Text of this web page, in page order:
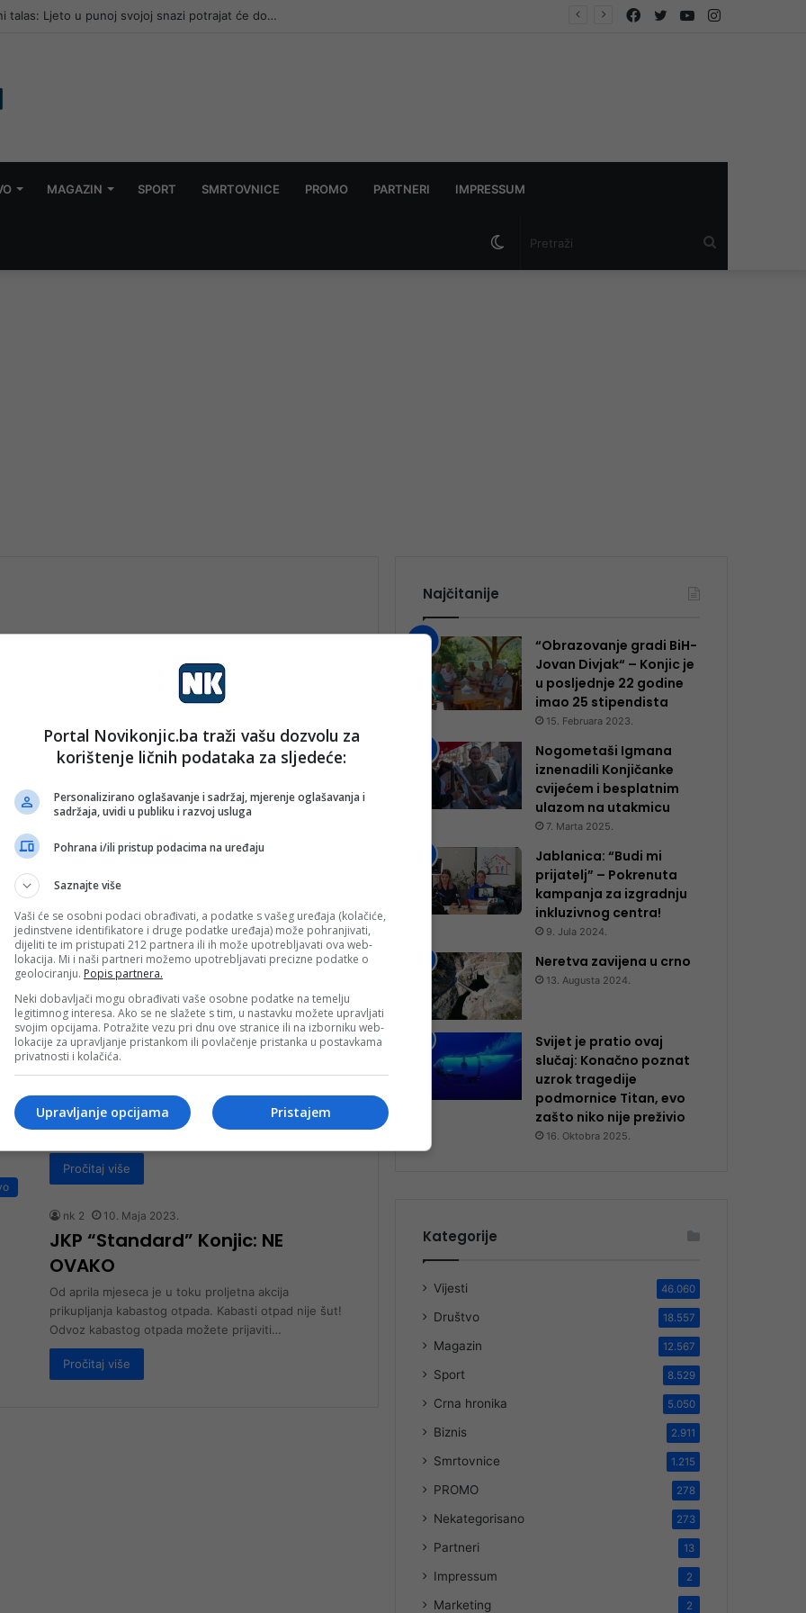
talas: Ljeto u punoj svojoj snazi potrajat će do… YouTube
Twitter
Facebook
MAGAZIN SPORT SMRTOVNICE PROMO PARTNERI IMPRESSUM
Switch
IOM uručio 30 kontejnera za
otpad Konjicu
Delegacija IOM-a BiH, na čelu sa Michaelom
Bosni i Hercegovini, posjetila je Grad Konjic,…
Pročitaj više
nk 1 22. Oktobra 2024.
Sva pomoć dobrodošla u
Buturović Polje: Popisuje se
šteta, adaptira naselje za 10
obitelji
”Svaka pomoć je i dalje dobro došla”, govori za
Bljesak.info Esad Omerović, član Civilne zaštite
Konjica i ističe kako im…
Pročitaj više
nk 2 10. Maja 2023.
JKP “Standard” Konjic: NE
OVAKO
Od aprila mjeseca je u toku proljetna akcija
prikupljanja kabastog otpada. Kabasti otpad nije šut!
Odvoz kabastog otpada možete prijaviti…
Pročitaj više
Najčitanije
“Obrazovanje gradi BiH-
Jovan Divjak“ – Konjic je
u posljednje 22 godine
imao 25 ​​stipendista
15. Februara 2023.
Nogometaši Igmana
iznenadili Konjičanke
cvijećem i besplatnim
ulazom na utakmicu
7. Marta 2025.
Jablanica: “Budi mi
prijatelj” – Pokrenuta
kampanja za izgradnju
inkluzivnog centra!
9. Jula 2024.
Neretva zavijena u crno
13. Augusta 2024.
Svijet je pratio ovaj
slučaj: Konačno poznat
uzrok tragedije
podmornice Titan, evo
zašto niko nije preživio
16. Oktobra 2025.
Kategorije
Vijesti 46.060
Društvo 18.557
Magazin 12.567
Sport 8.529
Crna hronika 5.050
Biznis 2.911
Smrtovnice 1.215
PROMO 278
Nekategorisano 273
Partneri 13
Impressum 2
Marketing 2
Portal Novikonjic.ba traži vašu dozvolu za
korištenje ličnih podataka za sljedeće:
Personalizirano oglašavanje i sadržaj, mjerenje oglašavanja i
sadržaja, uvidi u publiku i razvoj usluga
Pohrana i/ili pristup podacima na uređaju
Saznajte više
Vaši će se osobni podaci obrađivati, a podatke s vašeg uređaja (kolačiće,
jedinstvene identifikatore i druge podatke uređaja) može pohranjivati,
dijeliti te im pristupati 212 partnera ili ih može upotrebljavati ova web-
lokacija. Mi i naši partneri možemo upotrebljavati precizne podatke o
geolociranju. Popis partnera.
Neki dobavljači mogu obrađivati vaše osobne podatke na temelju
legitimnog interesa. Ako se ne slažete s tim, u nastavku možete upravljati
svojim opcijama. Potražite vezu pri dnu ove stranice ili na izborniku web-
lokacije za upravljanje pristankom ili povlačenje pristanka u postavkama
privatnosti i kolačića.
Pristajem
Upravljanje opcijama